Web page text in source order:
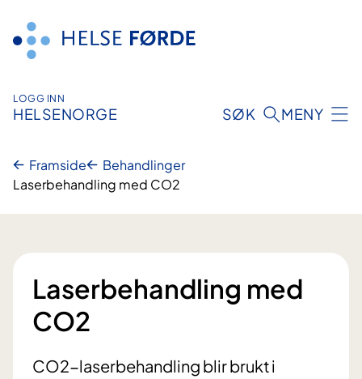
innhald
LOGG INN
HELSENORGE SØK MENY
Framside
Behandlinger
Laserbehandling med CO2
Laserbehandling med
CO2
CO2-laserbehandling blir brukt i